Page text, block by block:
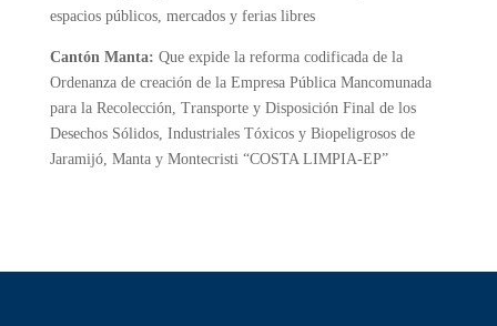
espacios públicos, mercados y ferias libres
Cantón Manta: Que expide la reforma codificada de la
Ordenanza de creación de la Empresa Pública Mancomunada
para la Recolección, Transporte y Disposición Final de los
Desechos Sólidos, Industriales Tóxicos y Biopeligrosos de
Jaramijó, Manta y Montecristi “COSTA LIMPIA-EP”